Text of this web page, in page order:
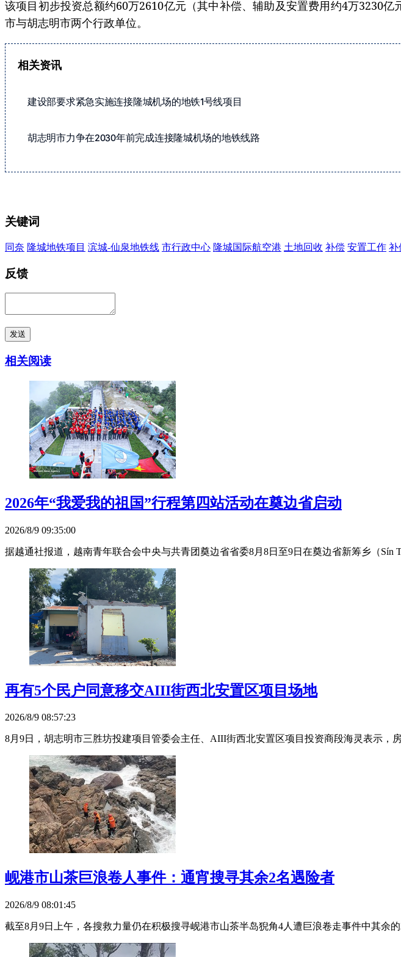
该项目初步投资总额约60万2610亿元（其中补偿、辅助及安置费用约4万3230
市与胡志明市两个行政单位。
相关资讯
建设部要求紧急实施连接隆城机场的地铁1号线项目
胡志明市力争在2030年前完成连接隆城机场的地铁线路
关键词
同奈 隆城地铁项目 滨城-仙泉地铁线 市行政中心 隆城国际航空港 土地回收 补偿 安置工作 补
反馈
发送
相关阅读
2026年“我爱我的祖国”行程第四站活动在奠边省启动
2026/8/9 09:35:00
据越通社报道，越南青年联合会中央与共青团奠边省省委8月8日至9日在奠边省新筹乡（Sín
再有5个民户同意移交AIII街西北安置区项目场地
2026/8/9 08:57:23
8月9日，胡志明市三胜坊投建项目管委会主任、AIII街西北安置区项目投资商段海灵表示，
岘港市山茶巨浪卷人事件：通宵搜寻其余2名遇险者
2026/8/9 08:01:45
截至8月9日上午，各搜救力量仍在积极搜寻岘港市山茶半岛猊角4人遭巨浪卷走事件中其余的